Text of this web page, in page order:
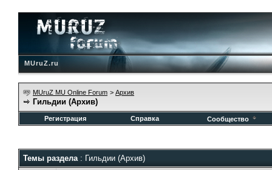
MUruZ.ru
MUruZ MU Online Forum > Архив
Гильдии (Архив)
Регистрация Справка Сообщество
Темы раздела: Гильдии (Архив)